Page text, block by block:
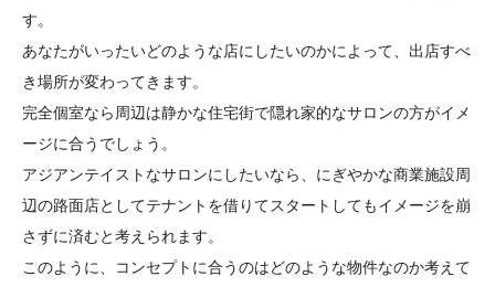
す。
あなたがいったいどのような店にしたいのかによって、出店すべ
き場所が変わってきます。
完全個室なら周辺は静かな住宅街で隠れ家的なサロンの方がイメ
ージに合うでしょう。
アジアンテイストなサロンにしたいなら、にぎやかな商業施設周
辺の路面店としてテナントを借りてスタートしてもイメージを崩
さずに済むと考えられます。
このように、コンセプトに合うのはどのような物件なのか考えて